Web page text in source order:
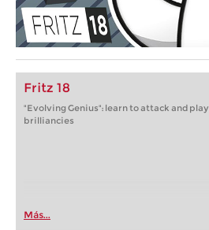
Fritz 18
"Evolving Genius": learn to attack and play
brilliancies
Más...